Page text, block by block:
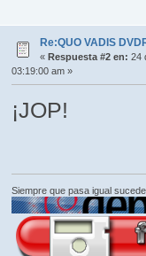
Re:QUO VADIS
« Respuesta #2 en: 24
03:19:00 am »
¡JOP!
Siempre que pasa igual